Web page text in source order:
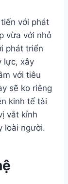
với phát
vừa với nhỏ
phát triển
lực, xây
với tiêu
sẽ ko riêng
kinh tế tài
vắt kỉnh
loài người.